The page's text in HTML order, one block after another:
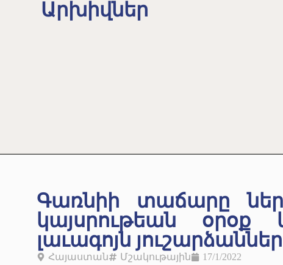
Արխիվներ
Գառնիի տաճարը
կայսրութեան օրօք
լաւագոյն
Հայաստան Մշակութային 17/1/2022